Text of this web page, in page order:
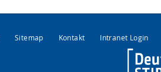
Sitemap Kontakt Intranet Login